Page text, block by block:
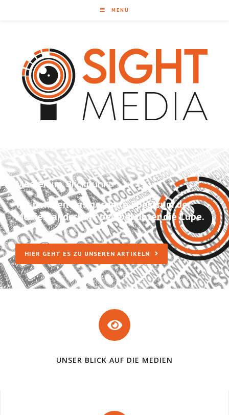
MENÜ
Medien im Blickpunkt
Wir nehmen das gesamte Spektrum der
Medienlandschaft penibel unter die Lupe.
HIER GEHT ES ZU UNSEREN ARTIKELN
UNSER BLICK AUF DIE MEDIEN